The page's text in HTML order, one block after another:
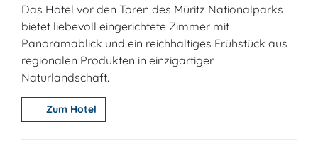
Das Hotel vor den Toren des Müritz Nationalparks
bietet liebevoll eingerichtete Zimmer mit
Panoramablick und ein reichhaltiges Frühstück aus
regionalen Produkten in einzigartiger
Naturlandschaft.
Zum Hotel